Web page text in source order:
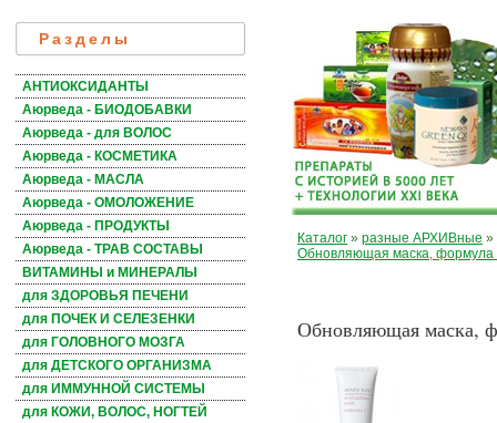
Разделы
АНТИОКСИДАНТЫ
Аюрведа - БИОДОБАВКИ
Аюрведа - для ВОЛОС
Аюрведа - КОСМЕТИКА
Аюрведа - МАСЛА
Аюрведа - ОМОЛОЖЕНИЕ
Аюрведа - ПРОДУКТЫ
Аюрведа - ТРАВ СОСТАВЫ
ВИТАМИНЫ и МИНЕРАЛЫ
для ЗДОРОВЬЯ ПЕЧЕНИ
для ПОЧЕК И СЕЛЕЗЕНКИ
для ГОЛОВНОГО МОЗГА
для ДЕТСКОГО ОРГАНИЗМА
для ИММУННОЙ СИСТЕМЫ
для КОЖИ, ВОЛОС, НОГТЕЙ
Каталог » разные АРХИВные »
Обновляющая маска, формула
Обновляющая маска,